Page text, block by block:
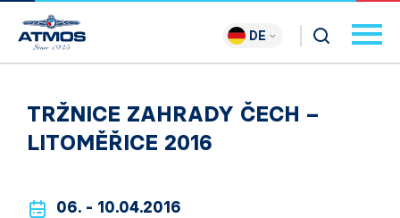
DE
TRŽNICE ZAHRADY ČECH –
LITOMĚŘICE 2016
06. - 10.04.2016